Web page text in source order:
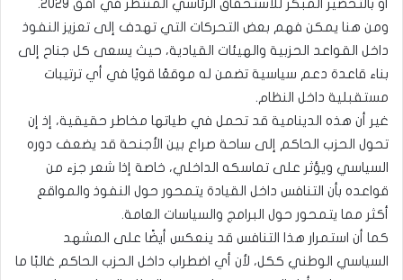
أو بالتحضير المبكر للاستحقاق الرئاسي المنتظر في أفق 2029.
ومن هنا يمكن فهم بعض التحركات التي تهدف إلى تعزيز النفوذ
داخل القواعد الحزبية والهيئات القيادية، حيث يسعى كل جناح إلى
بناء قاعدة دعم سياسية تضمن له موقعًا قويًا في أي ترتيبات
مستقبلية داخل النظام.
غير أن هذه الدينامية قد تحمل في طياتها مخاطر حقيقية، إذ إن
تحول الحزب الحاكم إلى ساحة صراع بين الأجنحة قد يضعف دوره
السياسي ويؤثر على تماسكه الداخلي، خاصة إذا شعر جزء من
قواعده بأن التنافس داخل القيادة يتمحور حول النفوذ والمواقع
أكثر مما يتمحور حول البرامج والسياسات العامة.
كما أن استمرار هذا التنافس قد ينعكس أيضًا على المشهد
السياسي الوطني ككل، لأن أي اضطراب داخل الحزب الحاكم غالبًا ما